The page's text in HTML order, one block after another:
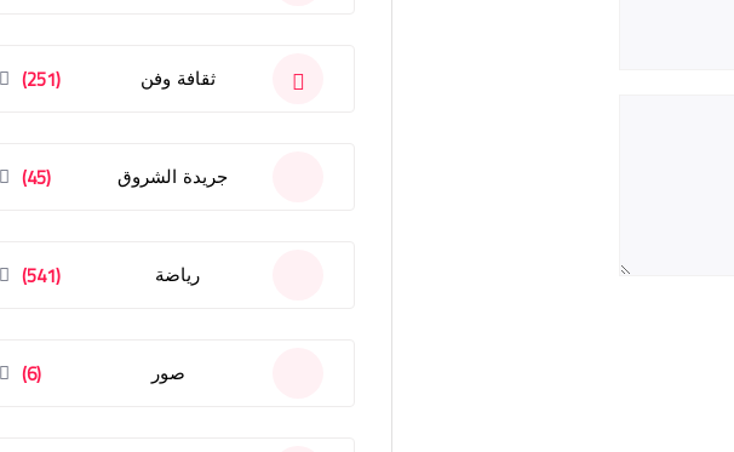
ثقافة وفن (251)
جريدة الشروق (45)
رياضة (541)
صور (6)